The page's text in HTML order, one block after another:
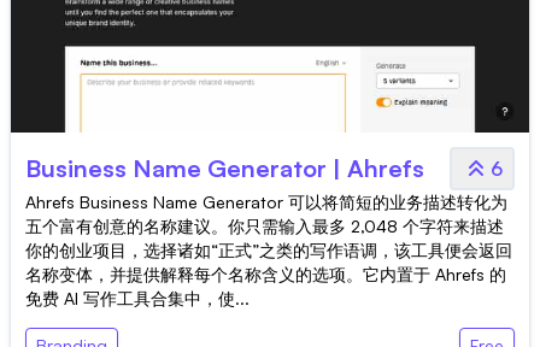
Business Name Generator | Ahrefs 6
Ahrefs Business Name Generator 可以将简短的业务描述转化为
五个富有创意的名称建议。你只需输入最多 2,048 个字符来描述
你的创业项目，选择诸如“正式”之类的写作语调，该工具便会返回
名称变体，并提供解释每个名称含义的选项。它内置于 Ahrefs 的
免费 AI 写作工具合集中，使...